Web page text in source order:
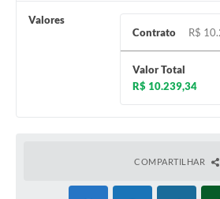
A Prefeitura
Agenda
Valores
Contrato
R$
Valor Total
R$ 10.239,34
COMPARTILHAR